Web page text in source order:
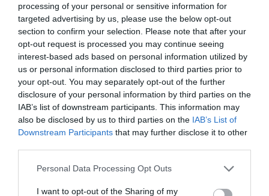
processing of your personal or sensitive information for
targeted advertising by us, please use the below opt-out
section to confirm your selection. Please note that after your
opt-out request is processed you may continue seeing
interest-based ads based on personal information utilized by
us or personal information disclosed to third parties prior to
your opt-out. You may separately opt-out of the further
disclosure of your personal information by third parties on the
IAB’s list of downstream participants. This information may
also be disclosed by us to third parties on the IAB’s List of
Downstream Participants that may further disclose it to other
Please note that this website/app uses one or more Google
not limited to your visit or usage behaviour. You may click to
Personal Data Processing Opt Outs
I want to opt-out of the Sharing of my
Ο ιατρός εξηγεί τι είδε στην κολποσκόπηση, αν ελήφθη
βιοψία και αν υπάρχουν βλάβες για τις οποίες πρέπει να
ανησυχεί η γυναίκα. Η έκδοση των αποτλεσμάτων της
βιοψίας συνήθως απαιτεί 1-3 εβδομάδες.
Επικοινωνία
210-6902100